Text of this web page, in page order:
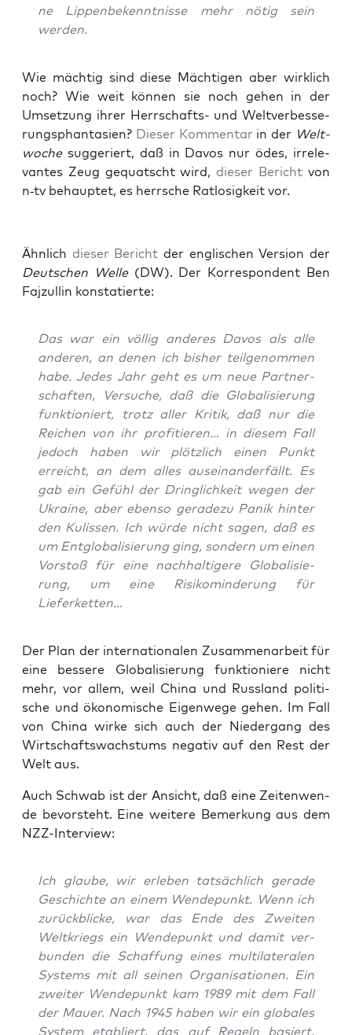
ne Lip­pen­be­kennt­nis­se mehr nötig sein
werden.
Wie mäch­tig sind die­se Mäch­ti­gen aber wirk­lich
noch? Wie weit kön­nen sie noch gehen in der
Umset­zung ihrer Herr­schafts- und Welt­ver­bes­se­
rungs­phan­ta­sien? Die­ser Kom­men­tar in der Welt­
wo­che sug­ge­riert, daß in Davos nur ödes, irrele­
van­tes Zeug gequatscht wird, die­ser Bericht von
n‑tv behaup­tet, es herr­sche Rat­lo­sig­keit vor.
Ähn­lich die­ser Bericht der eng­li­schen Ver­si­on der
Deut­schen Wel­le(DW). Der Kor­re­spon­dent Ben
Faj­zul­lin konstatierte:
Das war ein völ­lig ande­res Davos als alle
ande­ren, an denen ich bis­her teil­ge­nom­men
habe. Jedes Jahr geht es um neue Part­ner­
schaf­ten, Ver­su­che, daß die Glo­ba­li­sie­rung
funk­tio­niert, trotz aller Kri­tik, daß nur die
Rei­chen von ihr pro­fi­tie­ren… in die­sem Fall
jedoch haben wir plötz­lich einen Punkt
erreicht, an dem alles aus­ein­an­der­fällt. Es
gab ein Gefühl der Dring­lich­keit wegen der
Ukrai­ne, aber eben­so gera­de­zu Panik hin­ter
den Kulis­sen. Ich wür­de nicht sagen, daß es
um Ent­glo­ba­li­sie­rung ging, son­dern um einen
Vor­stoß für eine nach­hal­ti­ge­re Glo­ba­li­sie­
rung, um eine Risi­ko­min­de­rung für
Lieferketten…
Der Plan der inter­na­tio­na­len Zusam­men­ar­beit für
eine bes­se­re Glo­ba­li­sie­rung funk­tio­nie­re nicht
mehr, vor allem, weil Chi­na und Russ­land poli­ti­
sche und öko­no­mi­sche Eigen­we­ge gehen. Im Fall
von Chi­na wir­ke sich auch der Nie­der­gang des
Wirt­schafts­wachs­tums nega­tiv auf den Rest der
Welt aus.
Auch Schwab ist der Ansicht, daß eine Zei­ten­wen­
de bevor­steht. Eine wei­te­re Bemer­kung aus dem
NZZ-Interview:
Ich glau­be, wir erle­ben tat­säch­lich gera­de
Geschich­te an einem Wen­de­punkt. Wenn ich
zurück­bli­cke, war das Ende des Zwei­ten
Welt­kriegs ein Wen­de­punkt und damit ver­
bun­den die Schaf­fung eines mul­ti­la­te­ra­len
Sys­tems mit all sei­nen Orga­ni­sa­tio­nen. Ein
zwei­ter Wen­de­punkt kam 1989 mit dem Fall
der Mau­er. Nach 1945 haben wir ein glo­ba­les
Sys­tem eta­bliert, das auf Regeln basiert.